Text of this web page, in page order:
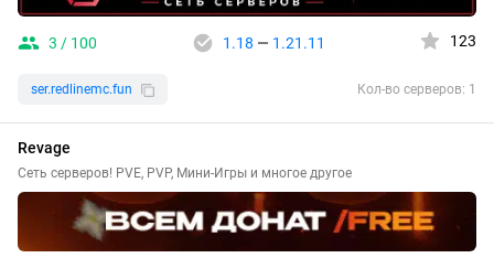
3 / 100 1.18 — 1.21.11 123
ser.redlinemc.fun Кол-во серверов: 1
Revage
Сеть серверов! PVE, PVP, Мини-Игры и многое другое